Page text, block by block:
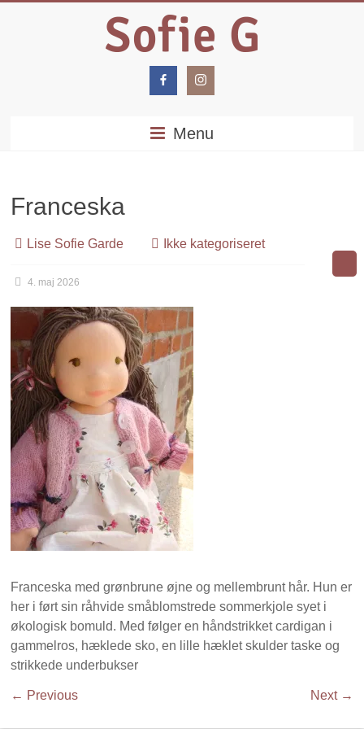
Menu
Franceska
Lise Sofie Garde Ikke kategoriseret
4. maj 2026
Franceska med grønbrune øjne og mellembrunt hår. Hun er
her i ført sin råhvide småblomstrede sommerkjole syet i
økologisk bomuld. Med følger en håndstrikket cardigan i
gammelros, hæklede sko, en lille hæklet skulder taske og
strikkede underbukser
← Previous Next →